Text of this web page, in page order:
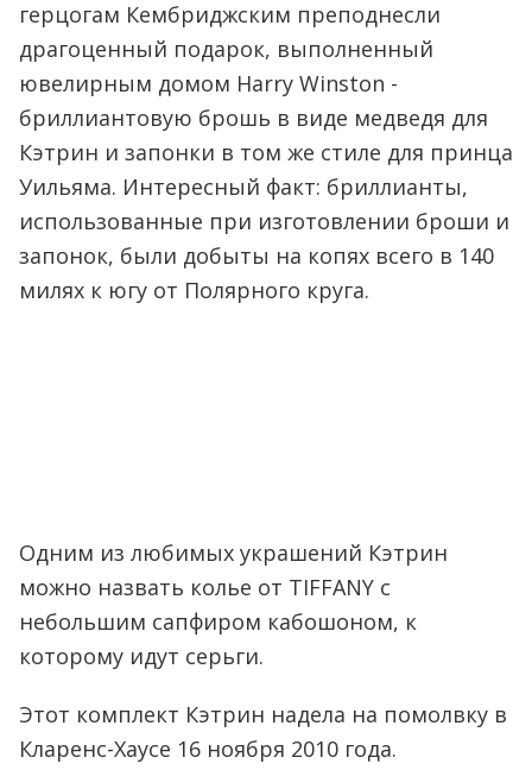
герцогам Кембриджским преподнесли
драгоценный подарок, выполненный
ювелирным домом Harry Winston -
бриллиантовую брошь в виде медведя для
Кэтрин и запонки в том же стиле для принца
Уильяма. Интересный факт: бриллианты,
использованные при изготовлении броши и
запонок, были добыты на копях всего в 140
милях к югу от Полярного круга.
Одним из любимых украшений Кэтрин
можно назвать колье от TIFFANY с
небольшим сапфиром кабошоном, к
которому идут серьги.
Этот комплект Кэтрин надела на помолвку в
Кларенс-Хаусе 16 ноября 2010 года.